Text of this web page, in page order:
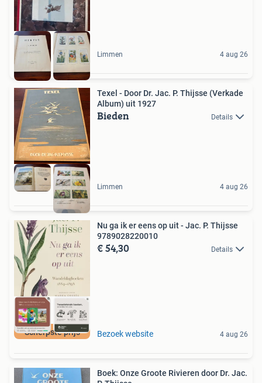
Limmen 4 aug 26
Texel - Door Dr. Jac. P. Thijsse (Verkade
Album) uit 1927
Bieden Details
Limmen 4 aug 26
Scherpste prijs
Nu ga ik er eens op uit - Jac. P. Thijsse
9789028220010
€ 54,30 Details
Bezoek website 4 aug 26
Boek: Onze Groote Rivieren door Dr. Jac.